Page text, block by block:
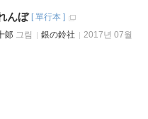
んぼ [單行本 ]
郞 그림 銀の鈴社 2017년 07월